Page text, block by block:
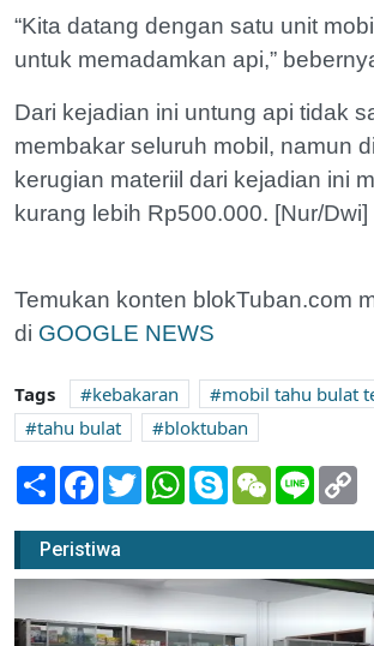
“Kita datang dengan satu unit
untuk memadamkan api,”
Dari kejadian ini untung api tidak
membakar seluruh mobil, namun
kerugian materiil dari kejadian ini
kurang lebih Rp500.000. [Nur/Dwi]
Temukan konten blokTuban.com
di GOOGLE NEWS
Tags kebakaran
mobil tahu bulat
tahu bulat
bloktuban
Share Facebook
TwitterWhatsApp
SkypeWeChatLine
Peristiwa